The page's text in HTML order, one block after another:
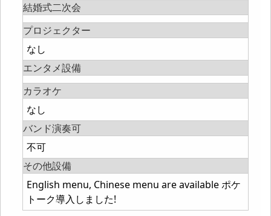
結婚式二次会
プロジェクター
なし
エンタメ設備
カラオケ
なし
バンド演奏可
不可
その他設備
English menu, Chinese menu are available ポケ
トーク導入しました!